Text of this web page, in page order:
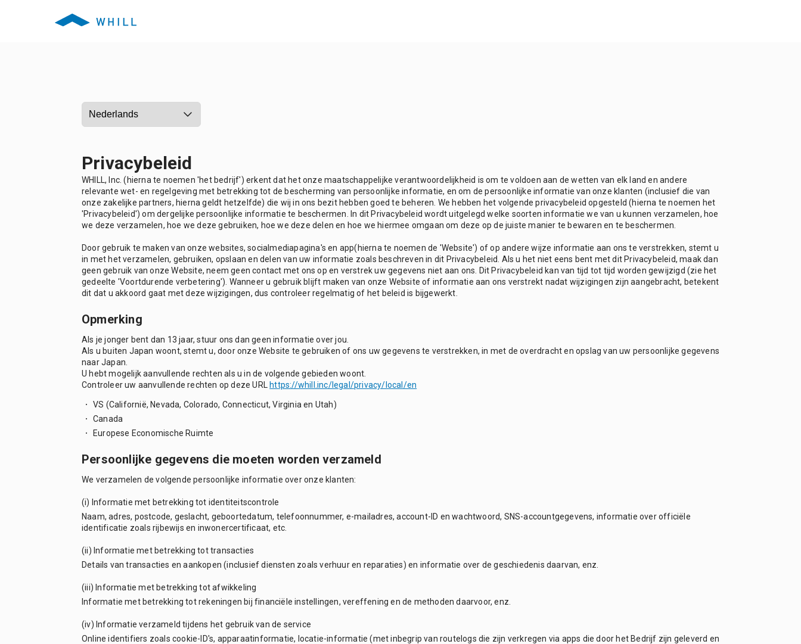
Privacybeleid
WHILL, Inc. (hierna te noemen 'het bedrijf') erkent dat het onze maatschappelijke verantwoordelijkheid is om te voldoen aan de wetten van elk land en andere
relevante wet- en regelgeving met betrekking tot de bescherming van persoonlijke informatie, en om de persoonlijke informatie van onze klanten (inclusief die van
onze zakelijke partners, hierna geldt hetzelfde) die wij in ons bezit hebben goed te beheren. We hebben het volgende privacybeleid opgesteld (hierna te noemen het
'Privacybeleid') om dergelijke persoonlijke informatie te beschermen. In dit Privacybeleid wordt uitgelegd welke soorten informatie we van u kunnen verzamelen, hoe
we deze verzamelen, hoe we deze gebruiken, hoe we deze delen en hoe we hiermee omgaan om deze op de juiste manier te bewaren en te beschermen.
Door gebruik te maken van onze websites, socialmediapagina's en app(hierna te noemen de 'Website') of op andere wijze informatie aan ons te verstrekken, stemt u
in met het verzamelen, gebruiken, opslaan en delen van uw informatie zoals beschreven in dit Privacybeleid. Als u het niet eens bent met dit Privacybeleid, maak dan
geen gebruik van onze Website, neem geen contact met ons op en verstrek uw gegevens niet aan ons. Dit Privacybeleid kan van tijd tot tijd worden gewijzigd (zie het
gedeelte 'Voortdurende verbetering'). Wanneer u gebruik blijft maken van onze Website of informatie aan ons verstrekt nadat wijzigingen zijn aangebracht, betekent
dit dat u akkoord gaat met deze wijzigingen, dus controleer regelmatig of het beleid is bijgewerkt.
Opmerking
Als je jonger bent dan 13 jaar, stuur ons dan geen informatie over jou.
Als u buiten Japan woont, stemt u, door onze Website te gebruiken of ons uw gegevens te verstrekken, in met de overdracht en opslag van uw persoonlijke gegevens
naar Japan.
U hebt mogelijk aanvullende rechten als u in de volgende gebieden woont.
Controleer uw aanvullende rechten op deze URL https://whill.inc/legal/privacy/local/en
VS (Californië, Nevada, Colorado, Connecticut, Virginia en Utah)
Canada
Europese Economische Ruimte
Persoonlijke gegevens die moeten worden verzameld
We verzamelen de volgende persoonlijke informatie over onze klanten:
(i) Informatie met betrekking tot identiteitscontrole
Naam, adres, postcode, geslacht, geboortedatum, telefoonnummer, e-mailadres, account-ID en wachtwoord, SNS-accountgegevens, informatie over officiële
identificatie zoals rijbewijs en inwonercertificaat, etc.
(ii) Informatie met betrekking tot transacties
Details van transacties en aankopen (inclusief diensten zoals verhuur en reparaties) en informatie over de geschiedenis daarvan, enz.
(iii) Informatie met betrekking tot afwikkeling
Informatie met betrekking tot rekeningen bij financiële instellingen, vereffening en de methoden daarvoor, enz.
(iv) Informatie verzameld tijdens het gebruik van de service
Online identifiers zoals cookie-ID's, apparaatinformatie, locatie-informatie (met inbegrip van routelogs die zijn verkregen via apps die door het Bedrijf zijn geleverd en